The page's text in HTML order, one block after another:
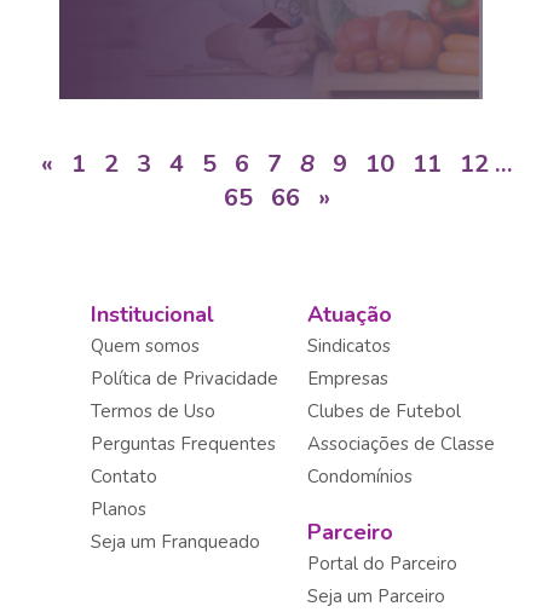
« 1 2 3 4 5 6 7 8 9 10 11 12 …
65 66 »
Institucional
Quem somos
Política de Privacidade
Termos de Uso
Perguntas Frequentes
Contato
Planos
Seja um Franqueado
Atuação
Sindicatos
Empresas
Clubes de Futebol
Associações de Classe
Condomínios
Parceiro
Portal do Parceiro
Seja um Parceiro